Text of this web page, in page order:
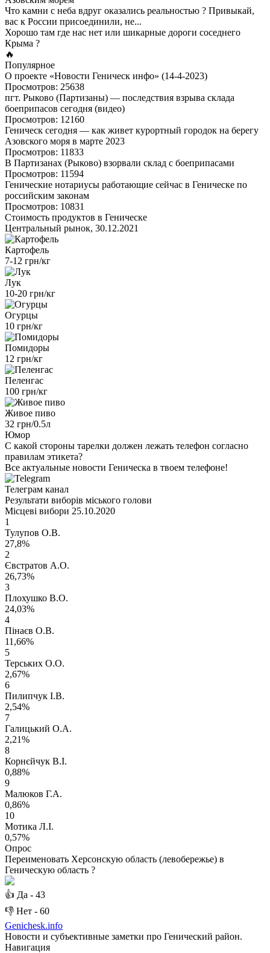
Что камни с неба вдруг оказались реальностью ? Привыкай,
вас к России присоединили, не...
Хорошо там где нас нет или шикарные дороги соседнего
Крыма ?
🔥
Популярное
О проекте «Новости Геническ инфо» (14-4-2023)
Просмотров: 25638
пгт. Рыково (Партизаны) — последствия взрыва склада
боеприпасов сегодня (видео)
Просмотров: 12160
Геническ сегодня — как живет курортный городок на берегу
Азовского моря в марте 2023
Просмотров: 11833
В Партизанах (Рыково) взорвали склад с боеприпасами
Просмотров: 11594
Генические нотариусы работающие сейчас в Геническе по
российским законам
Просмотров: 10831
Стоимость продуктов в Геническе
Центральный рынок, 30.12.2021
Картофель
7-12 грн/кг
Лук
10-20 грн/кг
Огурцы
10 грн/кг
Помидоры
12 грн/кг
Пеленгас
100 грн/кг
Живое пиво
32 грн/0.5л
Юмор
С какой стороны тарелки должен лежать телефон согласно
правилам этикета?
Все актуальные новости Геническа в твоем телефоне!
Телеграм канал
Результати виборів міського голови
Місцеві вибори 25.10.2020
1
Тулупов О.В.
27,8%
2
Євстратов А.О.
26,73%
3
Плохушко В.О.
24,03%
4
Пінаєв О.В.
11,66%
5
Терських О.О.
2,67%
6
Пилипчук І.В.
2,54%
7
Галицький О.А.
2,21%
8
Корнєйчук В.І.
0,88%
9
Малюков Г.А.
0,86%
10
Мотика Л.І.
0,57%
Опрос
Переименовать Херсонскую область (левобережье) в
Геническую область ?
👍 Да - 43
👎 Нет - 60
Genichesk.info
Новости и субъективные заметки про Генический район.
Навигация